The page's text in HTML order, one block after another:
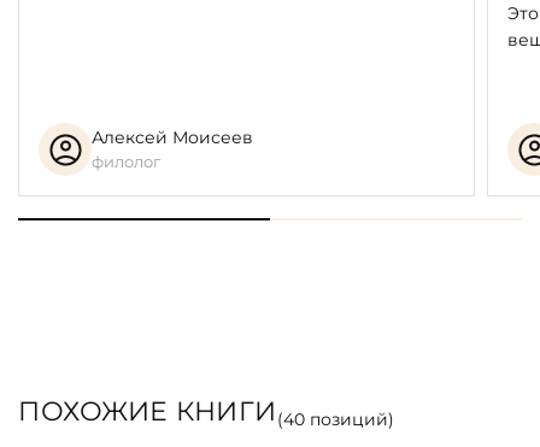
Алексей Моисеев
филолог
ПОХОЖИЕ КНИГИ (40позиций)